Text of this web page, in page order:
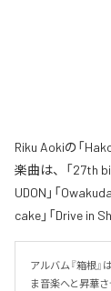
Riku Aokiの「
楽曲は、「27th
UDON」「
cake」「Drive in
アルバム『箱根
ま音楽へと昇華